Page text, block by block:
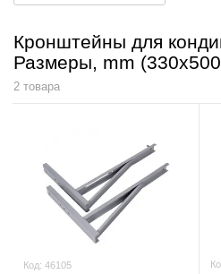
Кронштейны для
Размеры, mm
2 товара
Код: 46105